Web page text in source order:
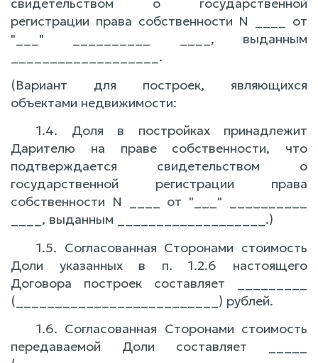
свидетельством о государственной
регистрации права собственности N ____ от
"___" __________ ____, выданным
___________________.
(Вариант для построек, являющихся
объектами недвижимости:
1.4. Доля в постройках принадлежит
Дарителю на праве собственности, что
подтверждается свидетельством о
государственной регистрации права
собственности N ____ от "___" __________
____, выданным ___________________.)
1.5. Согласованная Сторонами стоимость
Доли указанных в п. 1.2.6 настоящего
Договора построек составляет _________
(__________________________) рублей.
1.6. Согласованная Сторонами стоимость
передаваемой Доли составляет _____